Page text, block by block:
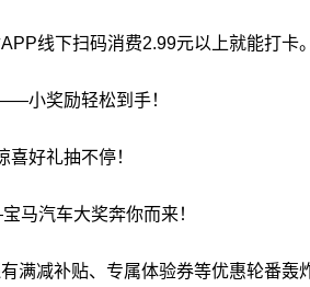
线下扫码消费2.99元以上就能打卡。
奖励轻松到手！
好礼抽不停！
汽车大奖奔你而来！
减补贴、专属体验券等优惠轮番轰炸